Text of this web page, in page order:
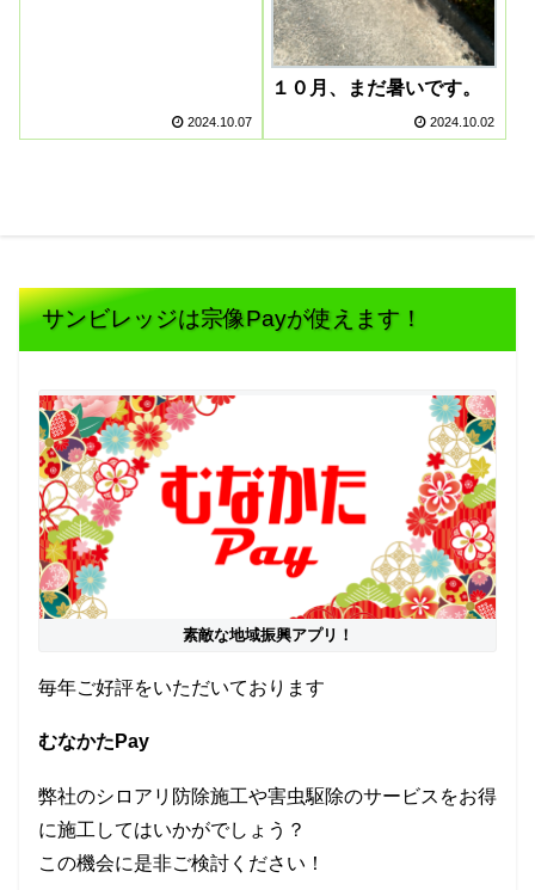
2024.10.07
１０月、まだ暑いです。
2024.10.02
サンビレッジは宗像Payが使えます！
素敵な地域振興アプリ！
毎年ご好評をいただいております
むなかたPay
弊社のシロアリ防除施工や害虫駆除のサービスをお得
に施工してはいかがでしょう？
この機会に是非ご検討ください！